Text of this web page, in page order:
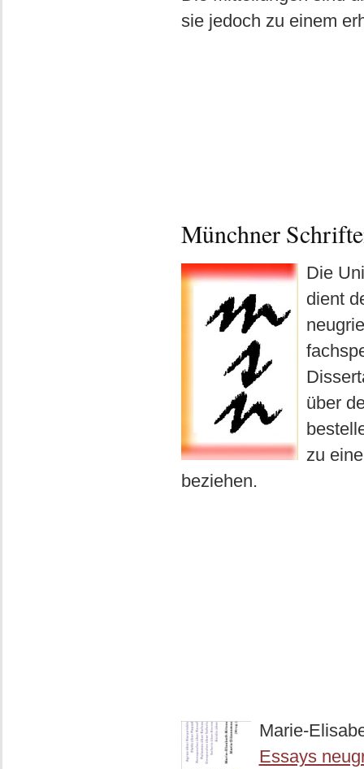
sie jedoch zu einem
Münchner
Die
dient
über
zu
beziehen.
Marie-
Essays